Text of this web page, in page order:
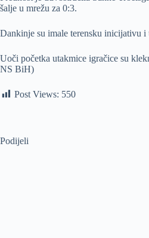
šalje u mrežu za 0:3.
Dankinje su imale terensku inicijativu i
Uoči početka utakmice igračice su
NS BiH)
Post Views: 550
Podijeli